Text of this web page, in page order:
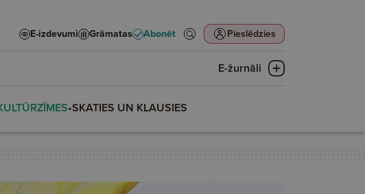
E-izdevumi Grāmatas Abonēt Pieslēdzies
E-žurnāli
•SKATIES UN KLAUSIES